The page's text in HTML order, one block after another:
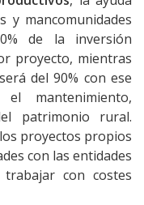
y mancomunidades
de la inversión
proyecto, mientras
del 90% con ese
mantenimiento,
patrimonio rural.
proyectos propios
con las entidades
trabajar con costes